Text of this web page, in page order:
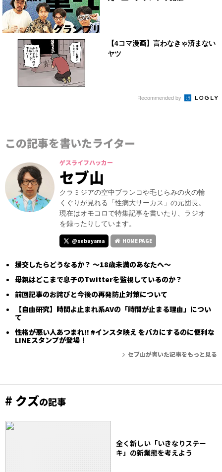
【4コマ漫画】言わなきゃ済まない
ヤツ
Recommended by
この記事を書いたライター
ゲスライフハッカー
セブ山
クラミジアの空中ブランコや毛じらみの火の輪
くぐりが見れる「性病大サーカス」の元団長。
現在はオモコロで特集記事を書いたり、ラジオ
を録ったりしています。
@sebuyama HOME PAGE
援交したらどうなるか？ ～18歳未満のあなたへ～
母親はどこまで息子のTwitterを監視しているのか？
前回記事のお詫びと今後の再発防止対策について
【自由研究】時間よ止まれ系AVの「時間が止まる理由」につい
て
性格が悪い人あつまれ!! #インスタ映え をバカにするのに便利な
LINEスタンプが登場！
セブ山が書いた記事をもっと見る
# クズの記事
全く新しい「いきなりステー
キ」の新業態を考えよう